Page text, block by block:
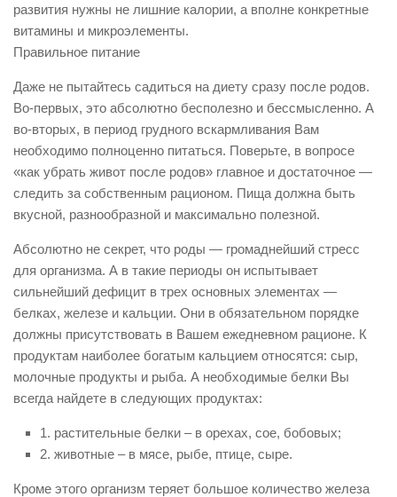
развития нужны не лишние калории, а вполне конкретные
витамины и микроэлементы.
Правильное питание
Даже не пытайтесь садиться на диету сразу после родов.
Во-первых, это абсолютно бесполезно и бессмысленно. А
во-вторых, в период грудного вскармливания Вам
необходимо полноценно питаться. Поверьте, в вопросе
«как убрать живот после родов» главное и достаточное —
следить за собственным рационом. Пища должна быть
вкусной, разнообразной и максимально полезной.
Абсолютно не секрет, что роды — громаднейший стресс
для организма. А в такие периоды он испытывает
сильнейший дефицит в трех основных элементах —
белках, железе и кальции. Они в обязательном порядке
должны присутствовать в Вашем ежедневном рационе. К
продуктам наиболее богатым кальцием относятся: сыр,
молочные продукты и рыба. А необходимые белки Вы
всегда найдете в следующих продуктах:
1. растительные белки – в орехах, сое, бобовых;
2. животные – в мясе, рыбе, птице, сыре.
Кроме этого организм теряет большое количество железа